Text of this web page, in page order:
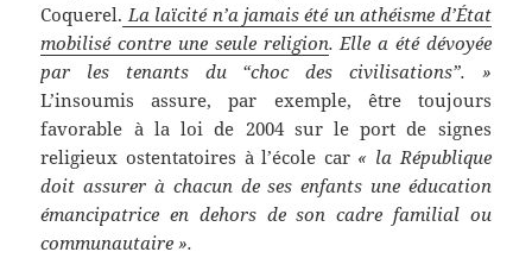
Coquerel. La laïcité n’a jamais été un athéisme d’État
mobilisé contre une seule religion. Elle a été dévoyée
par les tenants du “choc des civilisations”. »
L’insoumis assure, par exemple, être toujours
favorable à la loi de 2004 sur le port de signes
religieux ostentatoires à l’école car « la République
doit assurer à chacun de ses enfants une éducation
émancipatrice en dehors de son cadre familial ou
communautaire ».